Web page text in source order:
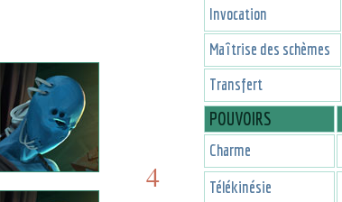
Invocation
Maîtrise des schèmes
Transfert
POUVOIRS
Charme
Télékinésie
7
4